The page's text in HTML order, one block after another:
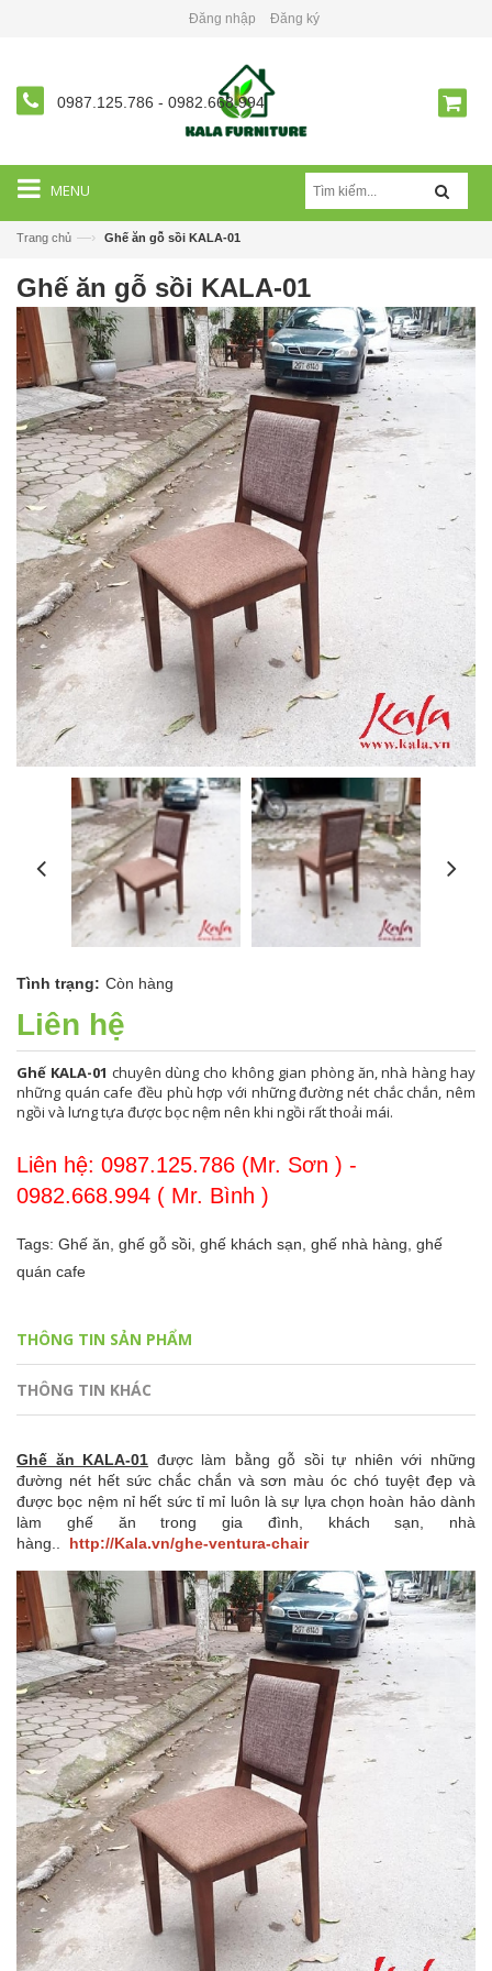
Đăng nhập Đăng ký
0987.125.786 - 0982.668.994
MENU
Trang chủ —› Ghế ăn gỗ sồi KALA-01
Ghế ăn gỗ sồi KALA-01
Tình trạng: Còn hàng
Liên hệ
Ghế KALA-01 chuyên dùng cho không gian phòng ăn, nhà hàng hay
những quán cafe đều phù hợp với những đường nét chắc chắn, nêm
ngồi và lưng tựa được bọc nệm nên khi ngồi rất thoải mái.
Liên hệ: 0987.125.786 (Mr. Sơn ) -
0982.668.994 ( Mr. Bình )
Tags: Ghế ăn, ghế gỗ sồi, ghế khách sạn, ghế nhà hàng, ghế
quán cafe
THÔNG TIN SẢN PHẨM
THÔNG TIN KHÁC
Ghế ăn KALA-01 được làm bằng gỗ sồi tự nhiên với những
đường nét hết sức chắc chắn và sơn màu óc chó tuyệt đẹp và
được bọc nệm nỉ hết sức tỉ mỉ luôn là sự lựa chọn hoàn hảo dành
làm ghế ăn trong gia đình, khách sạn, nhà
hàng..
http://Kala.vn/ghe-ventura-chair